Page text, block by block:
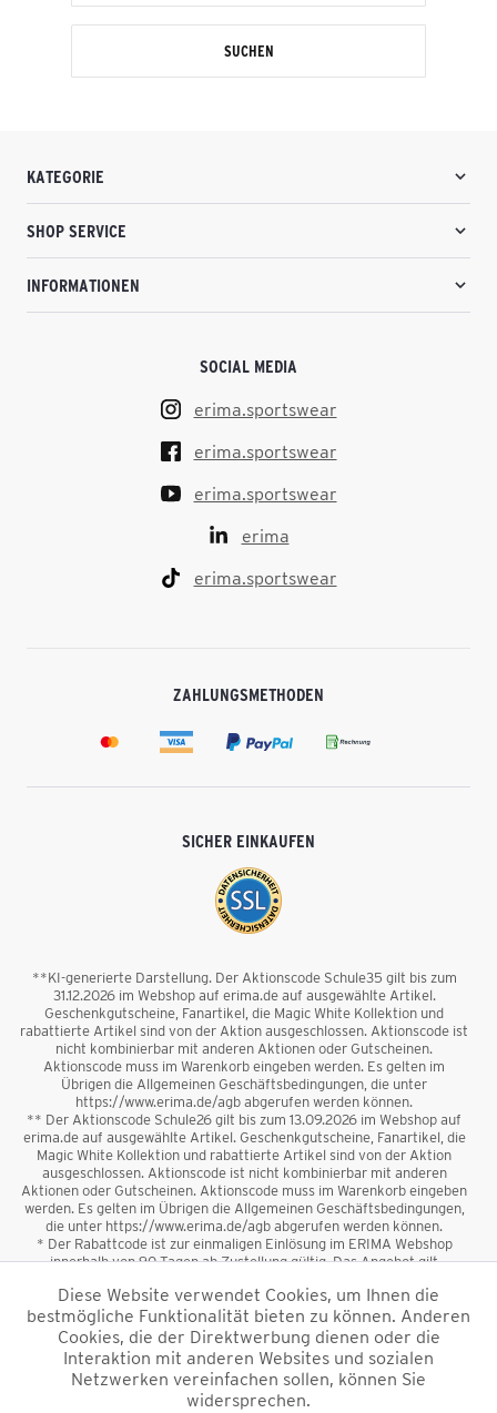
SUCHEN
KATEGORIE
SHOP SERVICE
INFORMATIONEN
SOCIAL MEDIA
erima.sportswear
erima.sportswear
erima.sportswear
erima
erima.sportswear
ZAHLUNGSMETHODEN
SICHER EINKAUFEN
**KI-generierte Darstellung. Der Aktionscode Schule35 gilt bis zum
31.12.2026 im Webshop auf erima.de auf ausgewählte Artikel.
Geschenkgutscheine, Fanartikel, die Magic White Kollektion und
rabattierte Artikel sind von der Aktion ausgeschlossen. Aktionscode ist
nicht kombinierbar mit anderen Aktionen oder Gutscheinen.
Aktionscode muss im Warenkorb eingeben werden. Es gelten im
Übrigen die Allgemeinen Geschäftsbedingungen, die unter
https://www.erima.de/agb abgerufen werden können.
** Der Aktionscode Schule26 gilt bis zum 13.09.2026 im Webshop auf
erima.de auf ausgewählte Artikel. Geschenkgutscheine, Fanartikel, die
Magic White Kollektion und rabattierte Artikel sind von der Aktion
ausgeschlossen. Aktionscode ist nicht kombinierbar mit anderen
Aktionen oder Gutscheinen. Aktionscode muss im Warenkorb eingeben
werden. Es gelten im Übrigen die Allgemeinen Geschäftsbedingungen,
die unter https://www.erima.de/agb abgerufen werden können.
* Der Rabattcode ist zur einmaligen Einlösung im ERIMA Webshop
innerhalb von 90 Tagen ab Zustellung gültig. Das Angebot gilt
sowie Geschenkgutscheine sind vom Rabatt ausgeschlossen. Der
Rabattcode ist nicht mit anderen Aktionen oder Gutscheinen
kombinierbar. Der Mindestbestellwert beträgt 50 €
*Alle Preise verstehen sich inkl. Mehrwertsteuer und zzgl.
und ggf. Nachnahmegebühren, wenn nicht anders
Diese Website verwendet Cookies, um Ihnen die
bestmögliche Funktionalität bieten zu können. Anderen
Cookies, die der Direktwerbung dienen oder die
Interaktion mit anderen Websites und sozialen
Netzwerken vereinfachen sollen, können Sie
widersprechen.